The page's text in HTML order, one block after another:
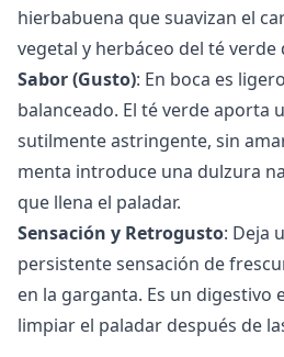
hierbabuena que suavizan el
vegetal y herbáceo del té verde
Sabor (Gusto): En boca es
balanceado. El té verde aporta
sutilmente astringente, sin
menta introduce una dulzura
que llena el paladar.
Sensación y Retrogusto: Deja
persistente sensación de
en la garganta. Es un digestivo
limpiar el paladar después de